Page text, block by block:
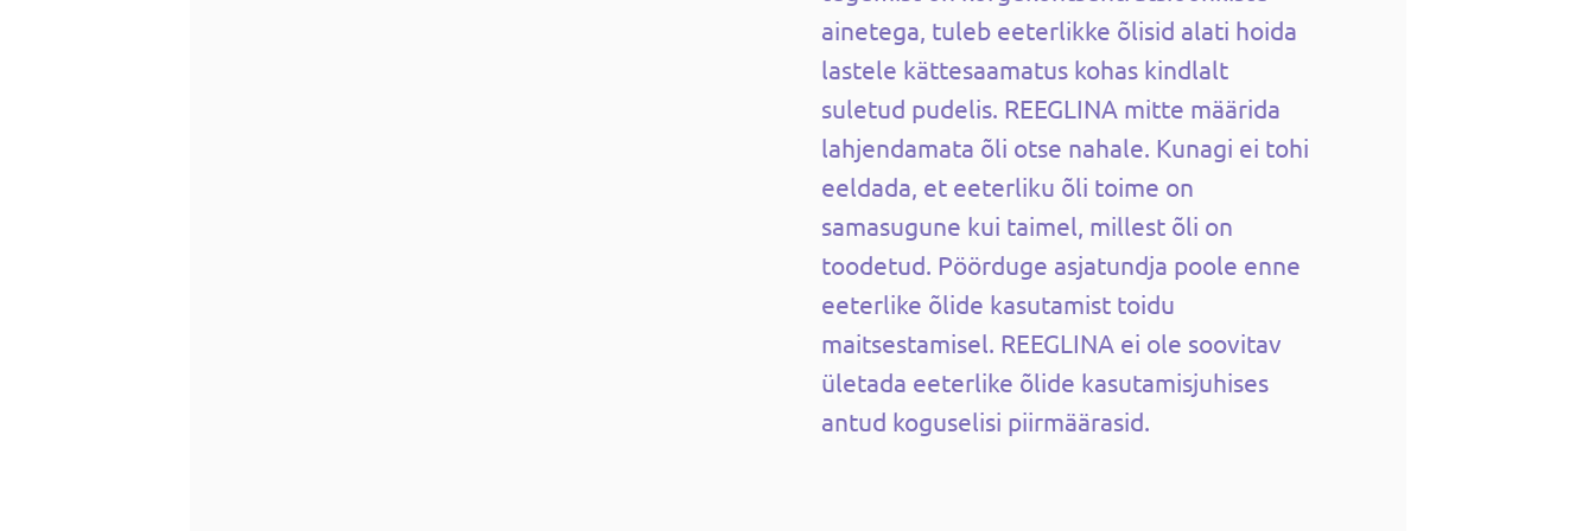
ainetega, tuleb eeterlikke õlisid alati hoida
lastele kättesaamatus kohas kindlalt
suletud pudelis. REEGLINA mitte määrida
lahjendamata õli otse nahale. Kunagi ei tohi
eeldada, et eeterliku õli toime on
samasugune kui taimel, millest õli on
toodetud. Pöörduge asjatundja poole enne
eeterlike õlide kasutamist toidu
maitsestamisel. REEGLINA ei ole soovitav
ületada eeterlike õlide kasutamisjuhises
antud koguselisi piirmäärasid.